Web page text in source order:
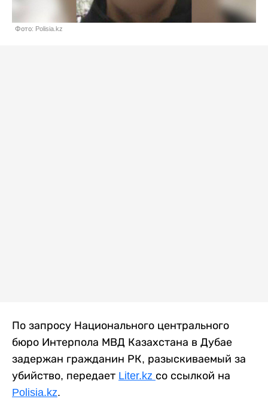
Фото: Polisia.kz
По запросу Национального центрального
бюро Интерпола МВД Казахстана в Дубае
задержан гражданин РК, разыскиваемый за
убийство, передает Liter.kz со ссылкой на
Polisia.kz.